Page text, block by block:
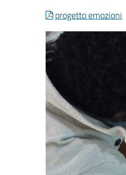
progetto emozioni